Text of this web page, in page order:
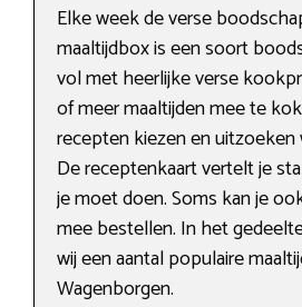
Elke week de verse
maaltijdbox is een soort
vol met heerlijke verse
of meer maaltijden mee te
recepten kiezen en uitzoeken
De receptenkaart vertelt je
je moet doen. Soms kan je
mee bestellen. In het
wij een aantal populaire
Wagenborgen.